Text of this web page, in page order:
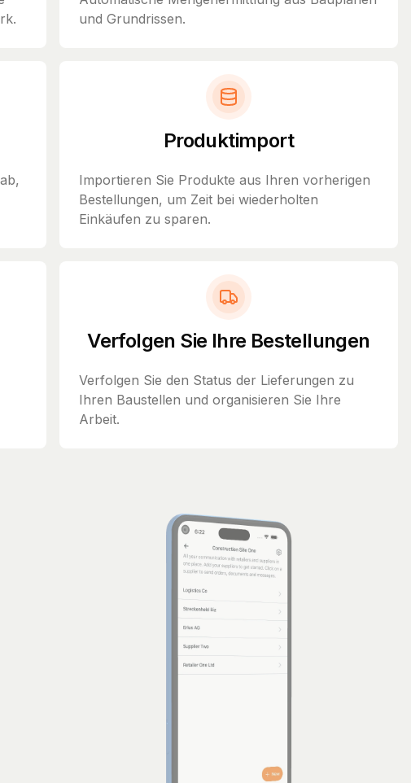
und Grundrissen.
Produktimport
Importieren Sie Produkte aus Ihren vorherigen
Bestellungen, um Zeit bei wiederholten
Einkäufen zu sparen.
Verfolgen Sie Ihre Bestellungen
Verfolgen Sie den Status der Lieferungen zu
Ihren Baustellen und organisieren Sie Ihre
Arbeit.